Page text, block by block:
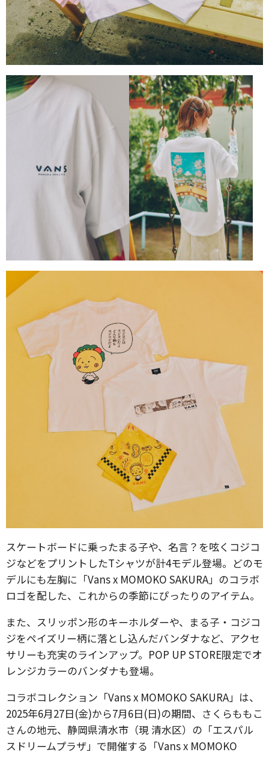
スケートボードに乗ったまる子や、名言？を呟くコジコ
ジなどをプリントしたTシャツが計4モデル登場。どのモ
デルにも左胸に「Vans x MOMOKO SAKURA」のコラボ
ロゴを配した、これからの季節にぴったりのアイテム。
また、スリッポン形のキーホルダーや、まる子・コジコ
ジをペイズリー柄に落とし込んだバンダナなど、アクセ
サリーも充実のラインアップ。POP UP STORE限定でオ
レンジカラーのバンダナも登場。
コラボコレクション「Vans x MOMOKO SAKURA」は、
2025年6月27日(金)から7月6日(日)の期間、さくらももこ
さんの地元、静岡県清水市（現 清水区）の「エスパル
スドリームプラザ」で開催する「Vans x MOMOKO